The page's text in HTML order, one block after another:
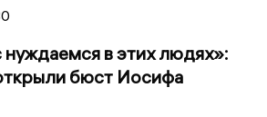
в этих людях»:
бюст Иосифа